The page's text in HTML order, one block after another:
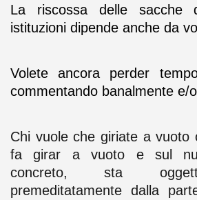
La riscossa delle sacche
istituzioni dipende anche da
Volete ancora perder
commentando banalmente e/
Chi vuole che giriate a vuoto
fa girar a vuoto e sul
concreto, sta
premeditatamente dalla